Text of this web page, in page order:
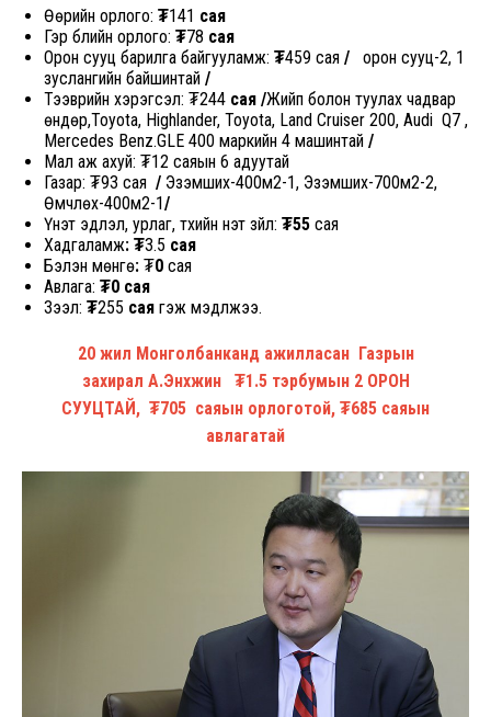
Өөрийн орлого: ₮141 сая
Гэр бүлийн орлого: ₮78 сая
Орон сууц барилга байгууламж: ₮459 сая /
орон сууц-2, 1
зуслангийн байшинтай /
Тээврийн хэрэгсэл: ₮244 сая /Жийп болон туулах чадвар
өндөр,Toyota, Highlander, Toyota, Land Cruiser 200, Audi Q7 ,
Mercedes Benz.GLE 400 маркийн 4 машинтай /
Мал аж ахуй: ₮12 саяын 6 адуутай
Газар: ₮93 сая / Эзэмших-400м2-1, Эзэмших-700м2-2,
Өмчлөх-400м2-1/
Үнэт эдлэл, урлаг, түүхийн үнэт зүйл: ₮55 сая
Хадгаламж: ₮3.5 сая
Бэлэн мөнгө: ₮0 сая
Авлага: ₮0 сая
Зээл: ₮255 сая гэж мэдүүлжээ.
20 жил Монголбанканд ажилласан Газрын
захирал А.Энхжин ₮1.5 тэрбумын 2 ОРОН
СУУЦТАЙ, ₮705 саяын орлоготой, ₮685 саяын
авлагатай